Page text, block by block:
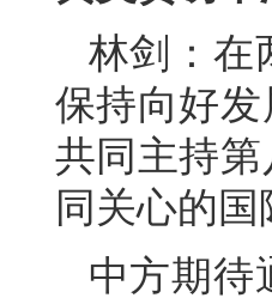
林剑：在
保持向好
共同主持
同关心的
中方期待